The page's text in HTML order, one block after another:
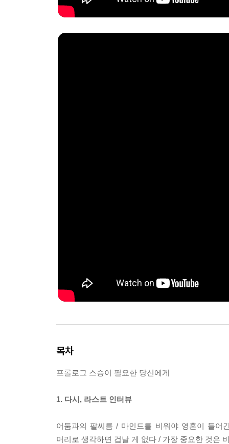
목차
프롤로그 스승이 필요한 당신에게
1. 다시, 라스트 인터뷰
어둠과의 팔씨름 / 마인드를 비워야 영혼이 들
머리로 생각하면 겁날 게 없다 / 가장 중요한 것은